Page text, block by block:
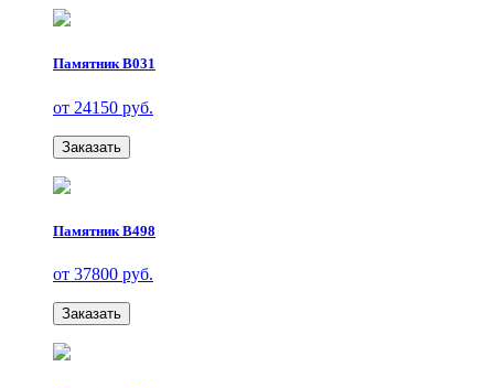
Памятник В031
от 24150 руб.
Заказать
Памятник В498
от 37800 руб.
Заказать